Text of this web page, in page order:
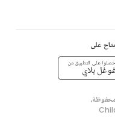
على
على التطبيق من
بلاي